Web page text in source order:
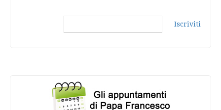
Iscriviti